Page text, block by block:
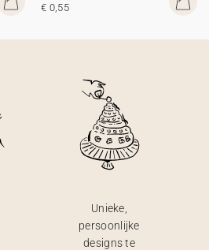
€ 0,55
Unieke,
persoonlijke
designs te